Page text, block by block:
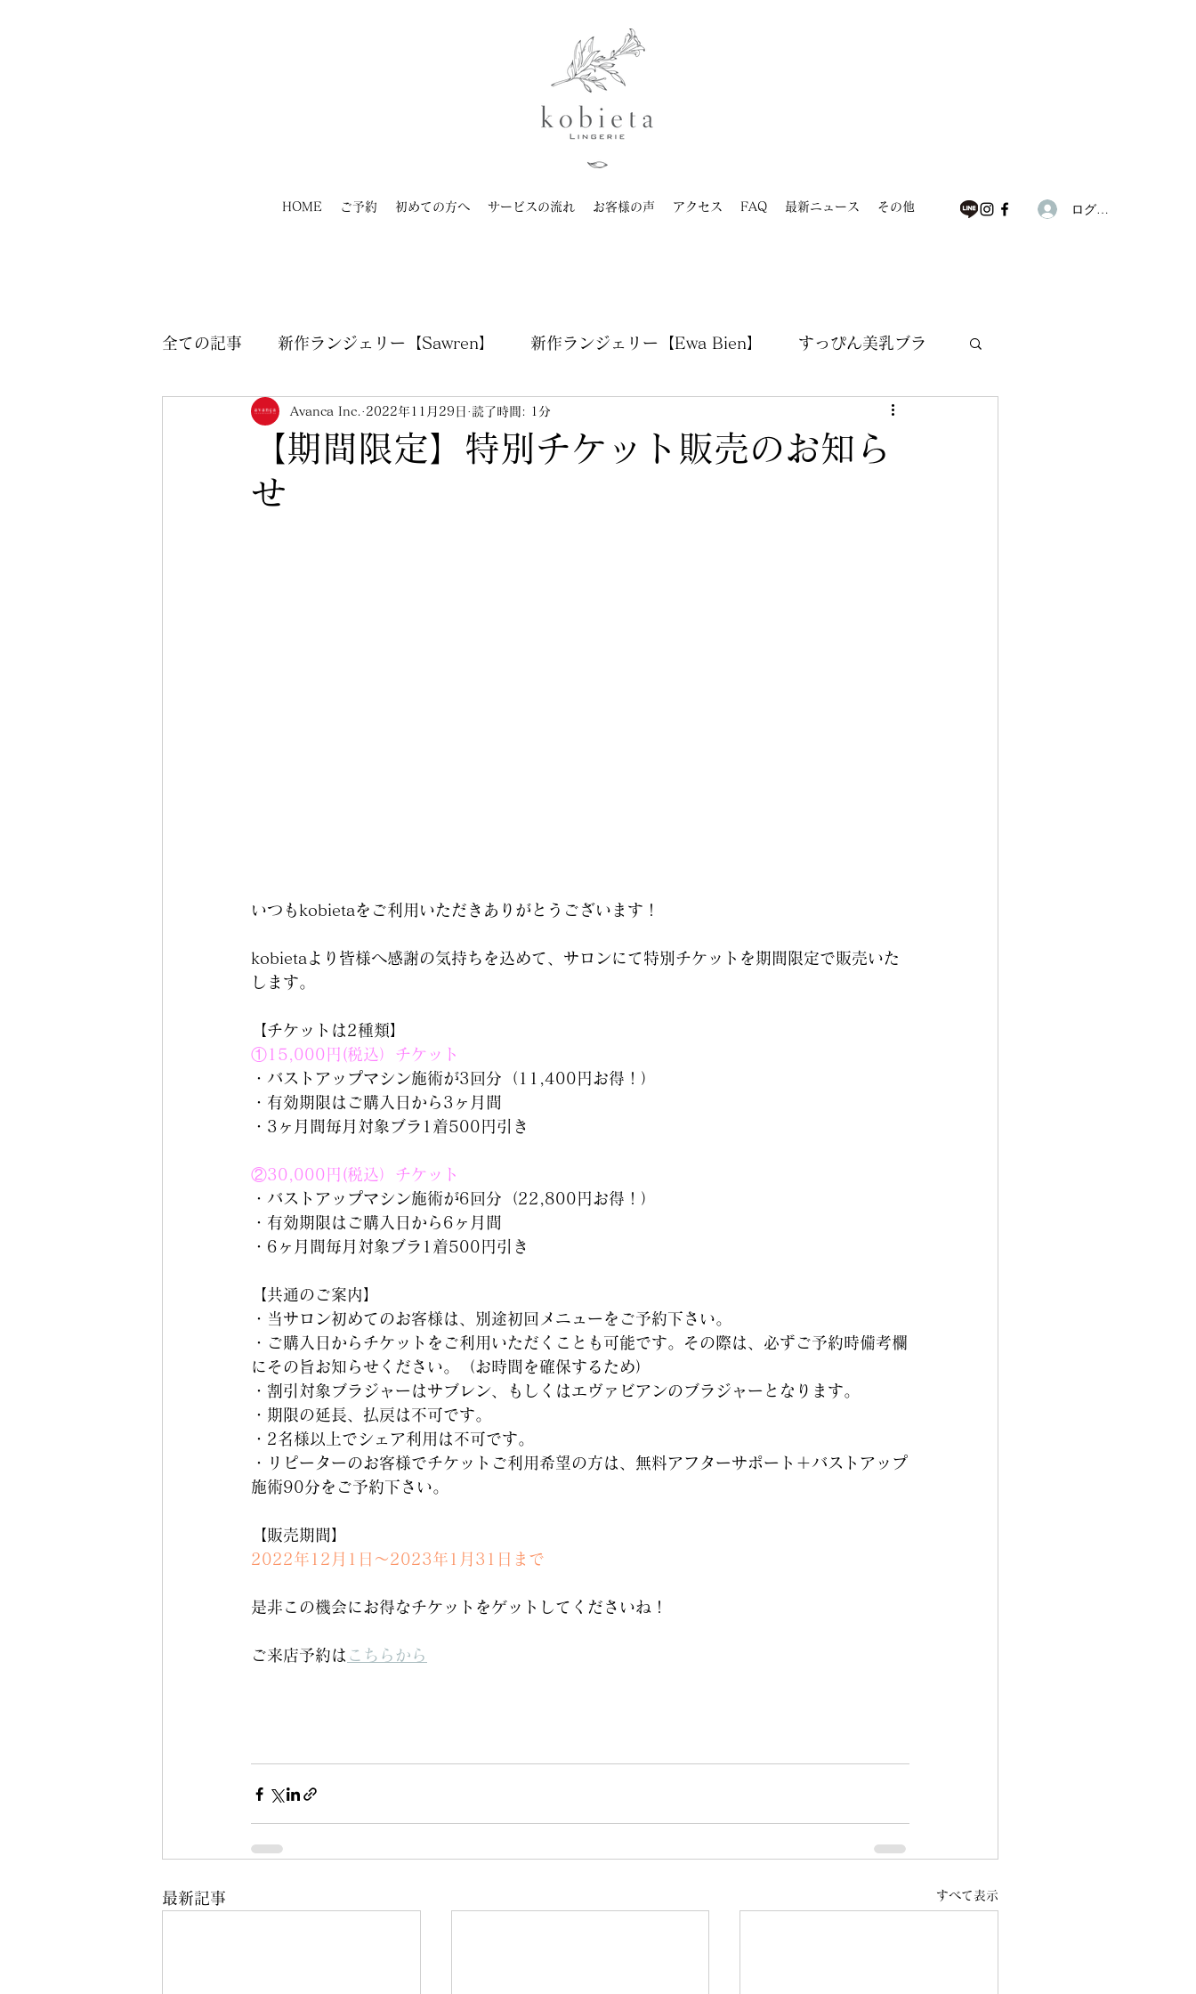
HOME ご予約 初めての方へ サービスの流れ お客様の声 アクセス FAQ 最新ニュース その他 ログイン
全ての記事 新作ランジェリー【Sawren】 新作ランジェリー【Ewa Bien】 すっぴん美乳ブラ
美乳フィッティング ポップアップ キャンペーン
その他人気ランジェリー（販売終了含む）
【期間限定】特別チケット販売のお知ら
せ
Avanca Inc. 2022年11月29日 読了時間: 1分
いつもkobietaをご利用いただきありがとうございます！
kobietaより皆様へ感謝の気持ちを込めて、サロンにて特別チケットを期間限定で販売いた
します。
【チケットは2種類】
①15,000円(税込）チケット
・バストアップマシン施術が3回分（11,400円お得！）
・有効期限はご購入日から3ヶ月間
・3ヶ月間毎月対象ブラ1着500円引き
②30,000円(税込）チケット
・バストアップマシン施術が6回分（22,800円お得！）
・有効期限はご購入日から6ヶ月間
・6ヶ月間毎月対象ブラ1着500円引き
【共通のご案内】
・当サロン初めてのお客様は、別途初回メニューをご予約下さい。
・ご購入日からチケットをご利用いただくことも可能です。その際は、必ずご予約時備考欄
にその旨お知らせください。（お時間を確保するため）
・割引対象ブラジャーはサブレン、もしくはエヴァビアンのブラジャーとなります。
・期限の延長、払戻は不可です。
・2名様以上でシェア利用は不可です。
・リピーターのお客様でチケットご利用希望の方は、無料アフターサポート＋バストアップ
施術90分をご予約下さい。
【販売期間】
2022年12月1日～2023年1月31日まで
是非この機会にお得なチケットをゲットしてくださいね！
ご来店予約は こちらから
最新記事 すべて表示